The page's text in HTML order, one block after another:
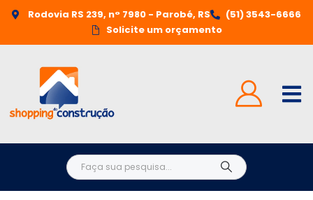
Rodovia RS 239, n° 7980 - Parobé, RS
(51) 3543-6666
Solicite um orçamento